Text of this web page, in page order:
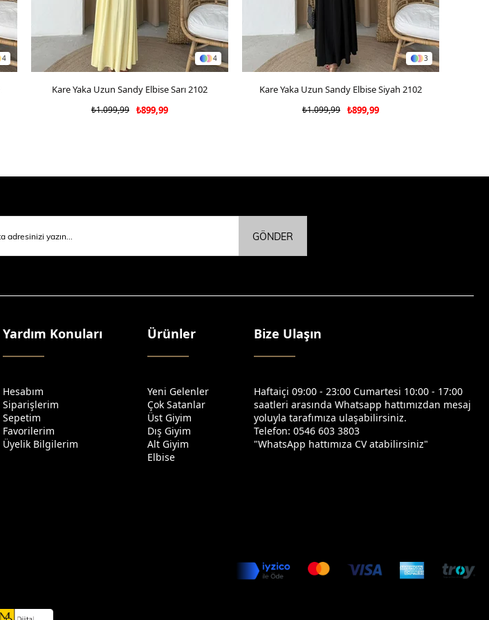
4 4
SEPETE EKLE
Kare Yaka Uzun Sandy Elbise Sarı 2102
₺899,99
₺1.099,99
3
SEPETE EKLE
Kare Yaka Uzun Sandy Elbise Siyah 2102
₺899,99
₺1.099,99
GÖNDER
Yardım Konuları
Hesabım
Siparişlerim
Sepetim
Favorilerim
Üyelik Bilgilerim
Ürünler
Yeni Gelenler
Çok Satanlar
Üst Giyim
Dış Giyim
Alt Giyim
Elbise
Bize Ulaşın
Haftaiçi 09:00 - 23:00 Cumartesi 10:00 - 17:00
saatleri arasında Whatsapp hattımızdan mesaj
yoluyla tarafımıza ulaşabilirsiniz.
Telefon: 0546 603 3803
"WhatsApp hattımıza CV atabilirsiniz"